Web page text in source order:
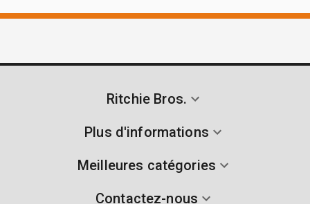
Ritchie Bros.
Plus d'informations
Meilleures catégories
Contactez-nous